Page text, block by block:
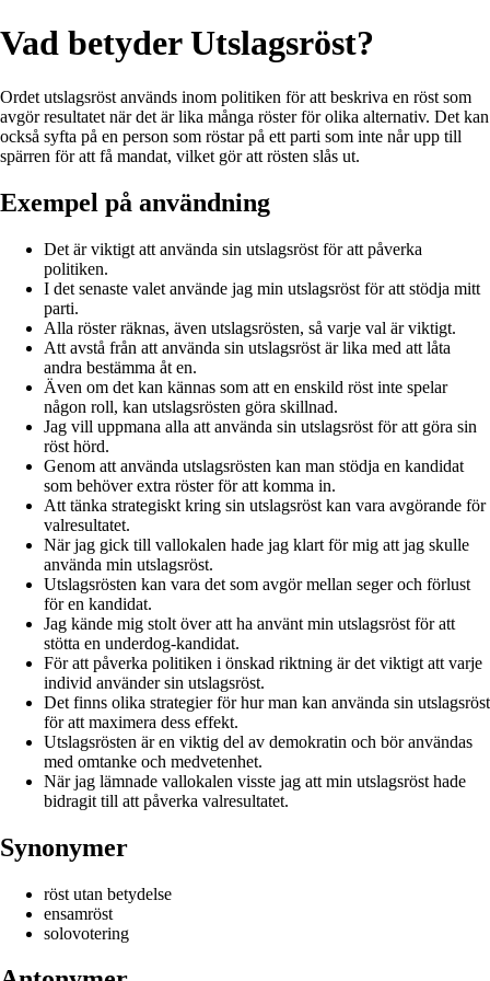
Vad betyder Utslagsröst?
Ordet utslagsröst används inom politiken för att beskriva en röst som
avgör resultatet när det är lika många röster för olika alternativ. Det kan
också syfta på en person som röstar på ett parti som inte når upp till
spärren för att få mandat, vilket gör att rösten slås ut.
Exempel på användning
Det är viktigt att använda sin utslagsröst för att påverka
politiken.
I det senaste valet använde jag min utslagsröst för att stödja mitt
parti.
Alla röster räknas, även utslagsrösten, så varje val är viktigt.
Att avstå från att använda sin utslagsröst är lika med att låta
andra bestämma åt en.
Även om det kan kännas som att en enskild röst inte spelar
någon roll, kan utslagsrösten göra skillnad.
Jag vill uppmana alla att använda sin utslagsröst för att göra sin
röst hörd.
Genom att använda utslagsrösten kan man stödja en kandidat
som behöver extra röster för att komma in.
Att tänka strategiskt kring sin utslagsröst kan vara avgörande för
valresultatet.
När jag gick till vallokalen hade jag klart för mig att jag skulle
använda min utslagsröst.
Utslagsrösten kan vara det som avgör mellan seger och förlust
för en kandidat.
Jag kände mig stolt över att ha använt min utslagsröst för att
stötta en underdog-kandidat.
För att påverka politiken i önskad riktning är det viktigt att varje
individ använder sin utslagsröst.
Det finns olika strategier för hur man kan använda sin utslagsröst
för att maximera dess effekt.
Utslagsrösten är en viktig del av demokratin och bör användas
med omtanke och medvetenhet.
När jag lämnade vallokalen visste jag att min utslagsröst hade
bidragit till att påverka valresultatet.
Synonymer
röst utan betydelse
ensamröst
solovotering